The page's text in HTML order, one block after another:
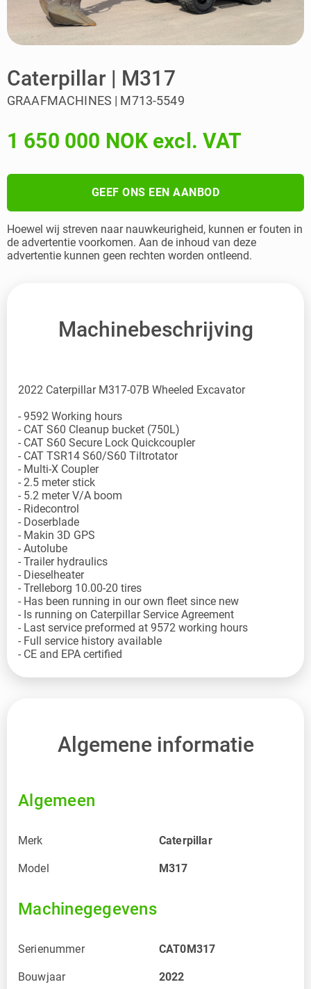
Caterpillar | M317
GRAAFMACHINES | M713-5549
1 650 000 NOK excl. VAT
GEEF ONS EEN AANBOD
Hoewel wij streven naar nauwkeurigheid, kunnen er fouten in
de advertentie voorkomen. Aan de inhoud van deze
advertentie kunnen geen rechten worden ontleend.
Machinebeschrijving
2022 Caterpillar M317-07B Wheeled Excavator
- 9592 Working hours
- CAT S60 Cleanup bucket (750L)
- CAT S60 Secure Lock Quickcoupler
- CAT TSR14 S60/S60 Tiltrotator
- Multi-X Coupler
- 2.5 meter stick
- 5.2 meter V/A boom
- Ridecontrol
- Doserblade
- Makin 3D GPS
- Autolube
- Trailer hydraulics
- Dieselheater
- Trelleborg 10.00-20 tires
- Has been running in our own fleet since new
- Is running on Caterpillar Service Agreement
- Last service preformed at 9572 working hours
- Full service history available
- CE and EPA certified
Algemene informatie
Algemeen
Merk Caterpillar
Model M317
Machinegegevens
Serienummer CAT0M317
Bouwjaar 2022